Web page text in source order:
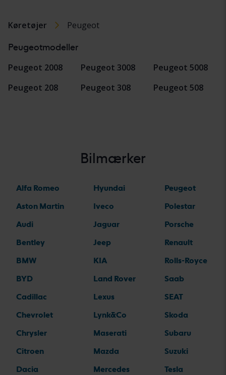
Køretøjer Peugeot
Peugeotmodeller
Peugeot 2008
Peugeot 208
Peugeot 3008
Peugeot 308
Peugeot 5008
Peugeot 508
Bilmærker
Alfa Romeo
Aston Martin
Audi
Bentley
BMW
BYD
Cadillac
Chevrolet
Chrysler
Citroen
Dacia
Hyundai
Iveco
Jaguar
Jeep
KIA
Land Rover
Lexus
Lynk&Co
Maserati
Mazda
Mercedes
Peugeot
Polestar
Porsche
Renault
Rolls-Royce
Saab
SEAT
Skoda
Subaru
Suzuki
Tesla